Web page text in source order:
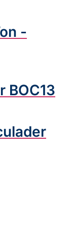
-
BOC13